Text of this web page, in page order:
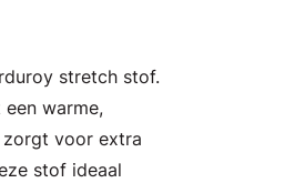
stretch stof.
warme,
voor extra
stof ideaal